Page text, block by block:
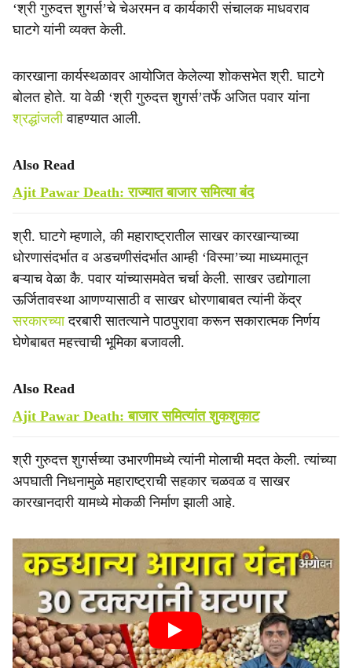
‘श्री गुरुदत्त शुगर्स’चे चेअरमन व कार्यकारी संचालक माधवराव
घाटगे यांनी व्यक्त केली.
कारखाना कार्यस्थळावर आयोजित केलेल्या शोकसभेत श्री. घाटगे
बोलत होते. या वेळी ‘श्री गुरुदत्त शुगर्स’तर्फे अजित पवार यांना
श्रद्धांजलीवाहण्यात आली.
Also Read
Ajit Pawar Death: राज्यात बाजार समित्या बंद
श्री. घाटगे म्हणाले, की महाराष्ट्रातील साखर कारखान्याच्या
धोरणासंदर्भात व अडचणीसंदर्भात आम्ही ‘विस्मा’च्या माध्यमातून
बऱ्याच वेळा कै. पवार यांच्यासमवेत चर्चा केली. साखर उद्योगाला
ऊर्जितावस्था आणण्यासाठी व साखर धोरणाबाबत त्यांनी केंद्र
सरकारच्यादरबारी सातत्याने पाठपुरावा करून सकारात्मक निर्णय
घेणेबाबत महत्त्वाची भूमिका बजावली.
Also Read
Ajit Pawar Death: बाजार समित्यांत शुकशुकाट
श्री गुरुदत्त शुगर्सच्या उभारणीमध्ये त्यांनी मोलाची मदत केली. त्यांच्या
अपघाती निधनामुळे महाराष्ट्राची सहकार चळवळ व साखर
कारखानदारी यामध्ये मोकळी निर्माण झाली आहे.